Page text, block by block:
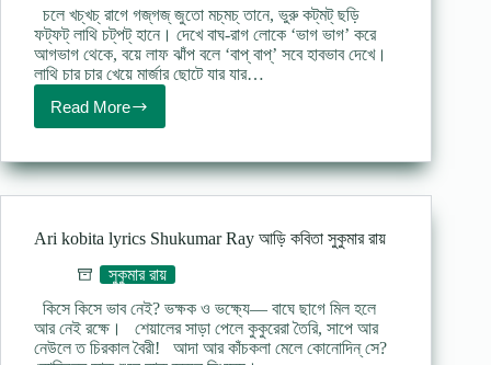
চলে খচ্‌খচ্ রাগে গজ্‌গজ্ জুতো মচ্‌মচ্ তানে, ভুরু কট্‌মট্ ছড়ি
ফট্‌ফট্ লাথি চট্‌পট্ হানে। দেখে বাঘ-রাগ লোকে ‘ভাগ ভাগ’ করে
আগভাগ থেকে, বয়ে লাফ ঝাঁপ বলে ‘বাপ্ বাপ্’ সবে হাবভাব দেখে।
লাথি চার চার খেয়ে মার্জার ছোটে যার যার…
Read More
Tejian
kobita
Shukumar
সুকুমার
রায়
Ari kobita lyrics Shukumar Ray আড়ি কবিতা সুকুমার রায়
সুকুমার রায়
কিসে কিসে ভাব নেই? ভক্ষক ও ভক্ষ্যে— বাঘে ছাগে মিল হলে
আর নেই রক্ষে। শেয়ালের সাড়া পেলে কুকুরেরা তৈরি, সাপে আর
নেউলে ত চিরকাল বৈরী! আদা আর কাঁচকলা মেলে কোনোদিন্ সে?